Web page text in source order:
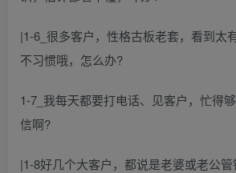
|1-6_很多客户，性格古板老套，看到太
不习惯哦，怎么办?
1-7_我每天都要打电话、见客户，忙得
信啊?
|1-8好几个大客户，都说是老婆或老公